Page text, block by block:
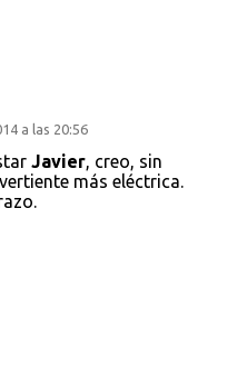
a las 20:56
Javier, creo, sin
más eléctrica.